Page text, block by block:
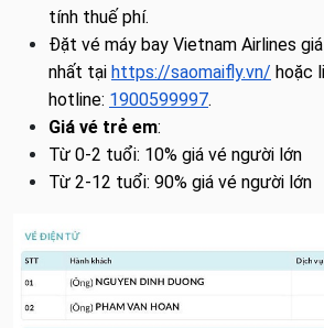
tính thuế phí.
Đặt vé máy bay Vietnam Airlines
nhất tại https://saomaifly.vn/ hoặc
hotline: 1900599997.
Giá vé trẻ em:
Từ 0-2 tuổi: 10% giá vé người lớn
Từ 2-12 tuổi: 90% giá vé người lớn